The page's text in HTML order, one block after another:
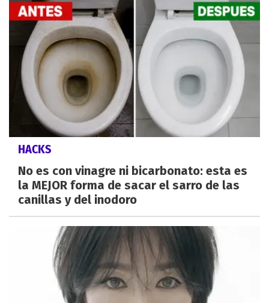
HACKS
No es con vinagre ni bicarbonato: esta es
la MEJOR forma de sacar el sarro de las
canillas y del inodoro